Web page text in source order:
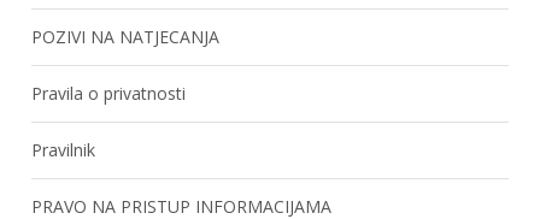
POZIVI NA NATJECANJA
Pravila o privatnosti
Pravilnik
PRAVO NA PRISTUP INFORMACIJAMA